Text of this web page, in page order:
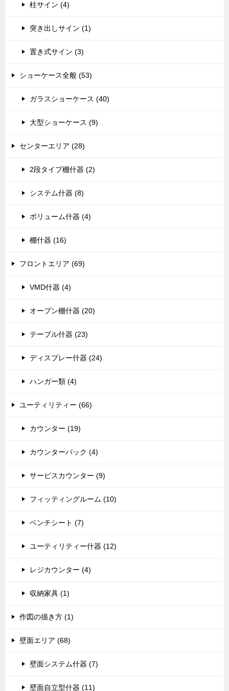
柱サイン (4)
突き出しサイン (1)
置き式サイン (3)
ショーケース全般 (53)
ガラスショーケース (40)
大型ショーケース (9)
センターエリア (28)
2段タイプ棚什器 (2)
システム什器 (8)
ボリューム什器 (4)
棚什器 (16)
フロントエリア (69)
VMD什器 (4)
オープン棚什器 (20)
テーブル什器 (23)
ディスプレー什器 (24)
ハンガー類 (4)
ユーティリティー (66)
カウンター (19)
カウンターバック (4)
サービスカウンター (9)
フィッティングルーム (10)
ベンチシート (7)
ユーティリティー什器 (12)
レジカウンター (4)
収納家具 (1)
作図の描き方 (1)
壁面エリア (68)
壁面システム什器 (7)
壁面自立型什器 (11)